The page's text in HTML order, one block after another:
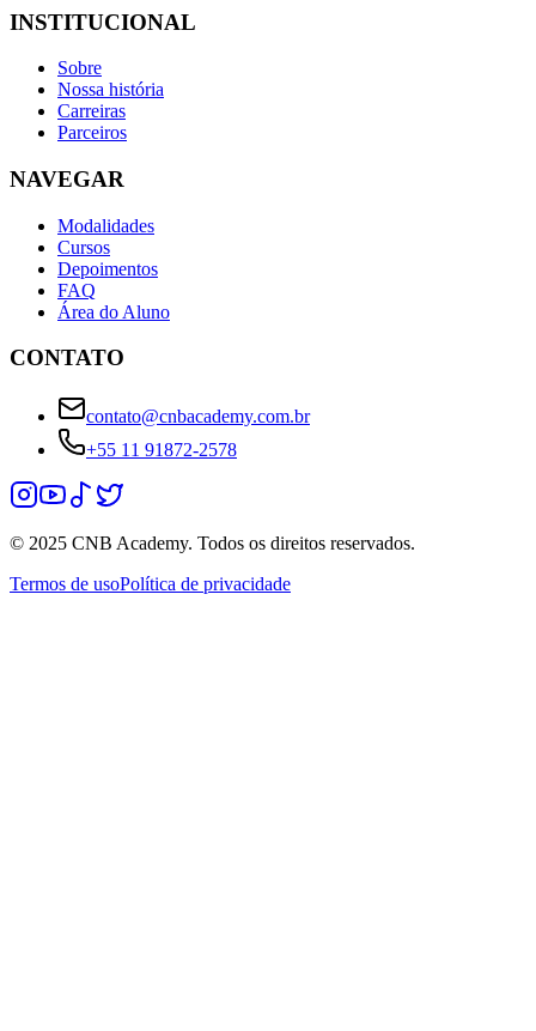
INSTITUCIONAL
Sobre
Nossa história
Carreiras
Parceiros
NAVEGAR
Modalidades
Cursos
Depoimentos
FAQ
Área do Aluno
CONTATO
contato@cnbacademy.com.br
+55 11 91872-2578
© 2025 CNB Academy. Todos os direitos reservados.
Termos de usoPolítica de privacidade